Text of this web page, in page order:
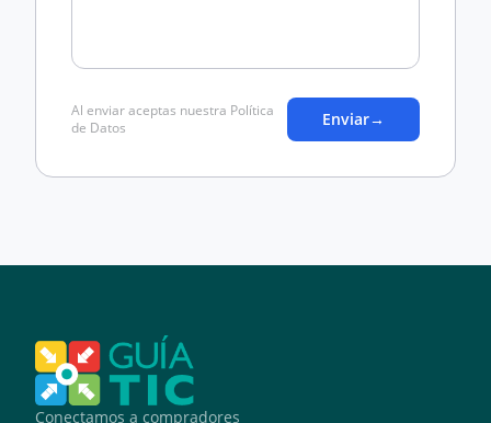
Al enviar aceptas nuestra Política
de Datos
Enviar→
Conectamos a compradores